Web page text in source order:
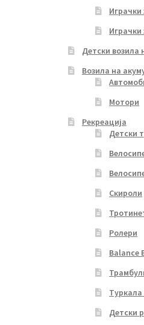
Играчки
Детски возила
Возила на
Мотори
Рекреација
Детски
Скироли
Ролери
Balance
Детски